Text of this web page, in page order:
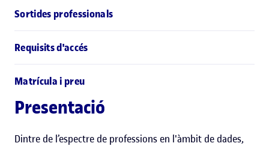
Sortides professionals
Requisits d'accés
Matrícula i preu
Presentació
Dintre de l’espectre de professions en l'àmbit de dades,